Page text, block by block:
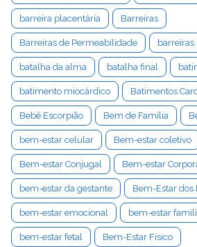
barreira placentária Barreiras
Barreiras de Permeabilidade barreiras
batalha da alma batalha final
batimento miocárdico Batimentos
Bebê Escorpião Bem de Família
bem-estar celular Bem-estar coletivo
Bem-estar Conjugal Bem-estar
bem-estar da gestante Bem-Estar dos
bem-estar emocional bem-estar
bem-estar fetal Bem-Estar Físico